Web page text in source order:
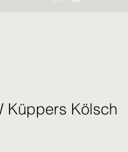
Küppers Kölsch